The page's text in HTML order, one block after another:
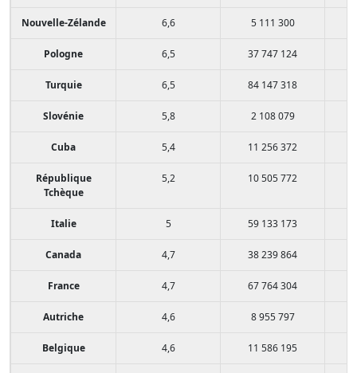
Nouvelle-Zélande 6,6 5 111 300
Pologne 6,5 37 747 124
Turquie 6,5 84 147 318
Slovénie 5,8 2 108 079
Cuba 5,4 11 256 372
République
Tchèque
5,2 10 505 772
Italie 5 59 133 173
Canada 4,7 38 239 864
France 4,7 67 764 304
Autriche 4,6 8 955 797
Belgique 4,6 11 586 195